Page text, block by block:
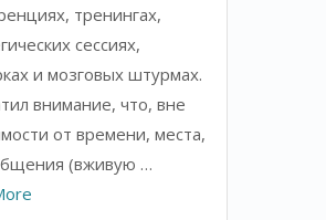
тренингах,
сессиях,
и мозговых штурмах.
внимание, что, вне
от времени, места,
(вживую …